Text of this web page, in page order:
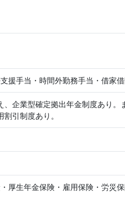
援手当・時間外勤務手当・借家
企業型確定拠出年金制度あり
引制度あり。
厚生年金保険・雇用保険・労災